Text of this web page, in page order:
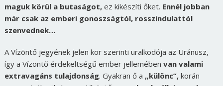
maguk körül a butaságot,ez kikészíti őket. Ennél jobban
már csak az emberi gonoszságtól, rosszindulattól
szenvednek…
A Vízöntő jegyének jelen kor szerinti uralkodója az Uránusz,
így a Vízöntő érdekeltségű ember jellemében van valami
extravagáns tulajdonság. Gyakran ő a „különc”,korán